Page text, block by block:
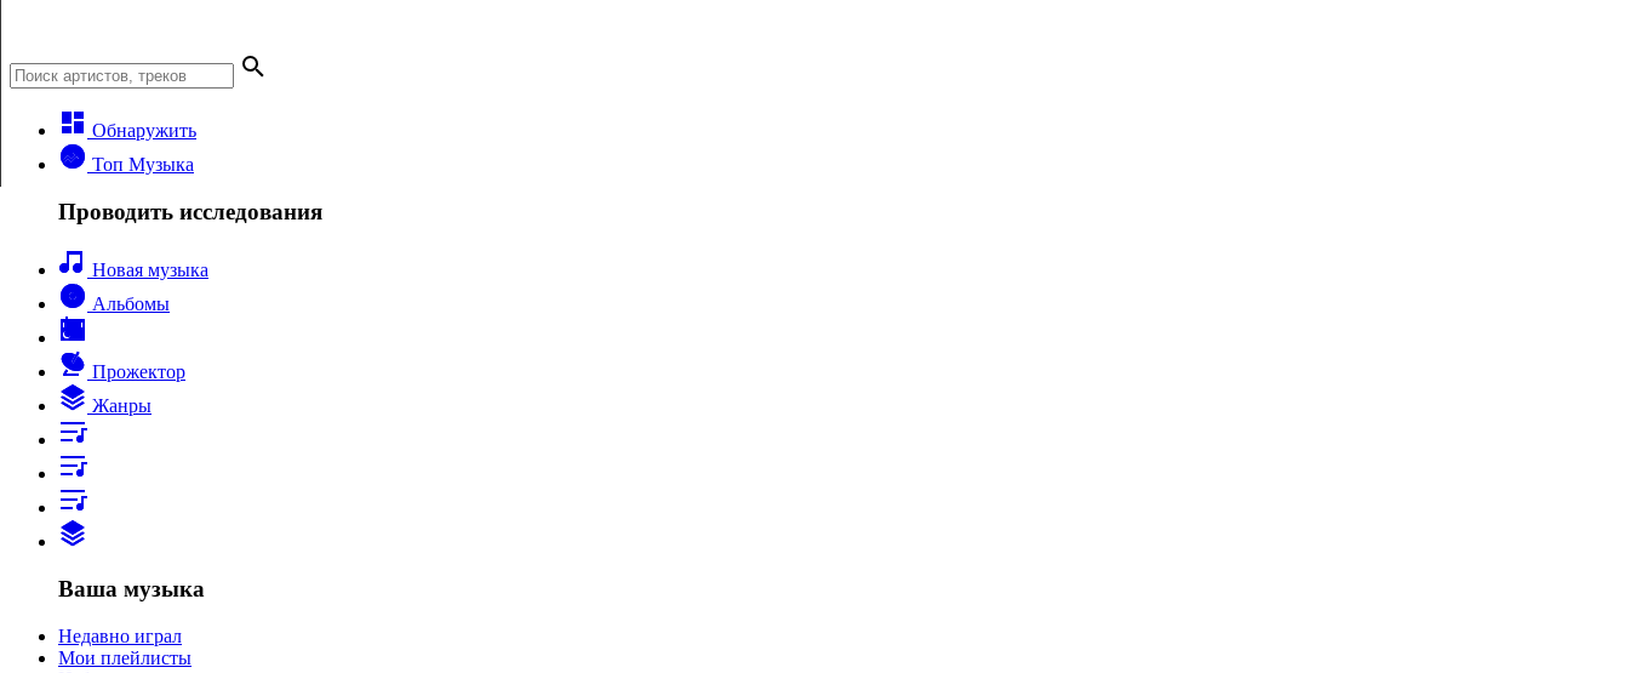
Обнаружить
Топ Музыка
Проводить исследования
Новая музыка
Альбомы
Прожектор
Жанры
Ваша музыка
Недавно играл
Мои плейлисты